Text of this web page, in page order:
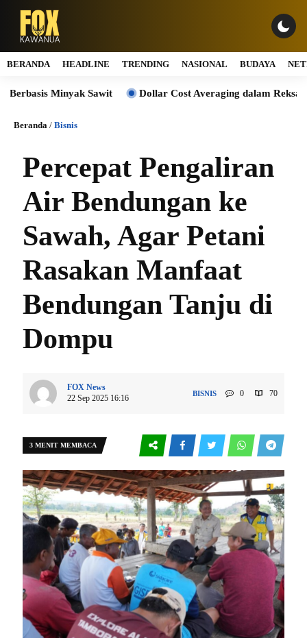
BERANDA HEADLINE TRENDING NASIONAL BUDAYA
Minyak Sawit Dollar Cost Averaging dalam Reksa Dana:
Beranda / Bisnis
Percepat Pengaliran
Air Bendungan ke
Sawah, Agar Petani
Rasakan Manfaat
Bendungan Tanju di
Dompu
FOX News
22 Sep 2025 16:16
BISNIS 0 70
3 MENIT MEMBACA